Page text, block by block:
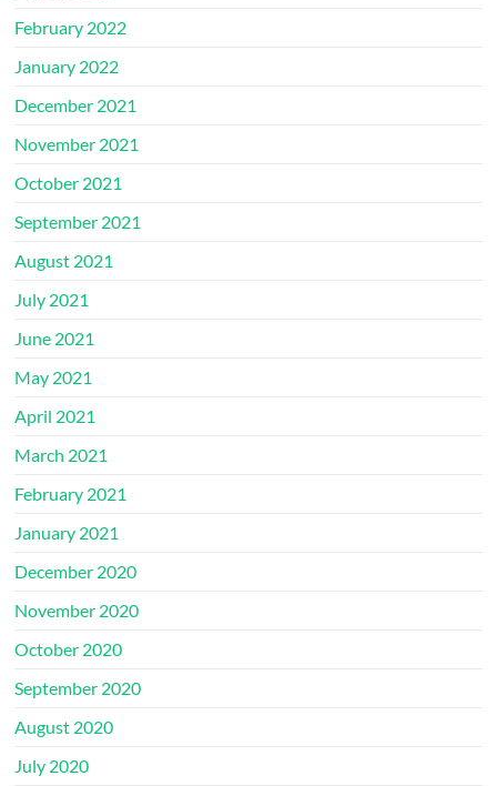
February 2022
January 2022
December 2021
November 2021
October 2021
September 2021
August 2021
July 2021
June 2021
May 2021
April 2021
March 2021
February 2021
January 2021
December 2020
November 2020
October 2020
September 2020
August 2020
July 2020